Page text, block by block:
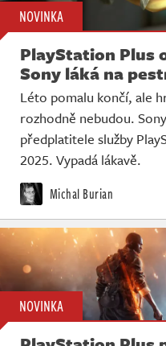
NOVINKA
PlayStation Plus
Sony láká na
Léto pomalu končí, ale
rozhodně nebudou.
předplatitele služby
2025. Vypadá lákavě.
Michal Burian
NOVINKA